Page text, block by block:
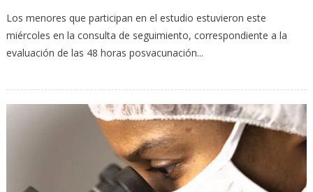
Los menores que participan en el estudio estuvieron este
miércoles en la consulta de seguimiento, correspondiente a la
evaluación de las 48 horas posvacunación...